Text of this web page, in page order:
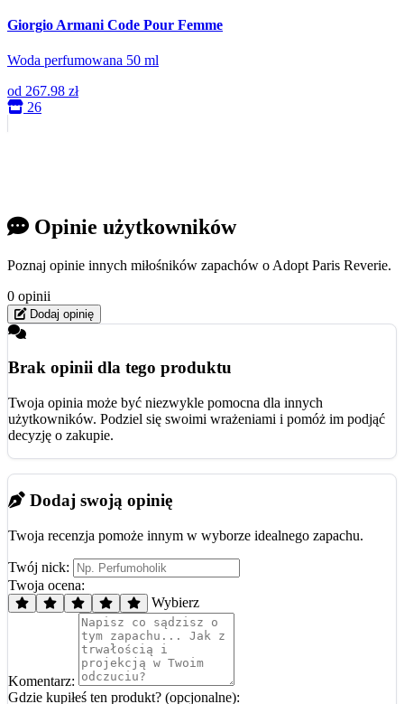
Giorgio Armani Code Pour Femme
Woda perfumowana 50 ml
od 267.98 zł
26
Opinie użytkowników
Poznaj opinie innych miłośników zapachów o Adopt Paris Reverie.
0 opinii
Dodaj opinię
Brak opinii dla tego produktu
Twoja opinia może być niezwykle pomocna dla innych
użytkowników. Podziel się swoimi wrażeniami i pomóż im podjąć
decyzję o zakupie.
Dodaj swoją opinię
Twoja recenzja pomoże innym w wyborze idealnego zapachu.
Twój nick:
Twoja ocena:
Wybierz
Komentarz:
Gdzie kupiłeś ten produkt? (opcjonalne):